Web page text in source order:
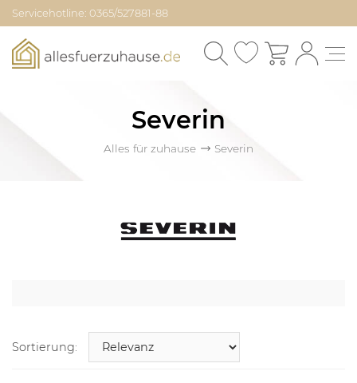
Servicehotline: 0365/527881-88
Severin
Alles für zuhause Severin
Sortierung: